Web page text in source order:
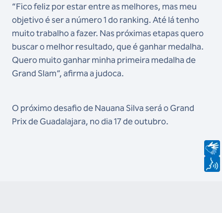
“Fico feliz por estar entre as melhores, mas meu
objetivo é ser a número 1 do ranking. Até lá tenho
muito trabalho a fazer. Nas próximas etapas quero
buscar o melhor resultado, que é ganhar medalha.
Quero muito ganhar minha primeira medalha de
Grand Slam”, afirma a judoca.
O próximo desafio de Nauana Silva será o Grand
Prix de Guadalajara, no dia 17 de outubro.